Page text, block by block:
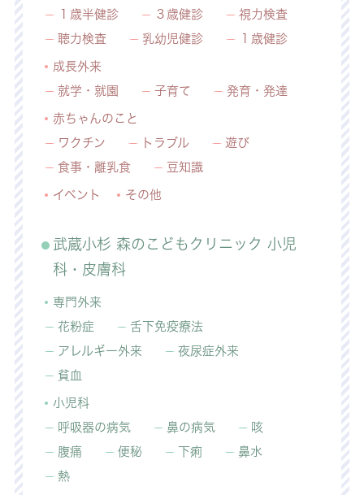
１歳半健診 ３歳健診
視力検査
聴力検査
乳幼児健診 １歳健診
成長外来
就学・就園
子育て 発育・発達
赤ちゃんのこと
ワクチン
トラブル
遊び
食事・離乳食
豆知識
イベント その他
武蔵小杉 森のこどもクリニック 小児
科・皮膚科
専門外来
花粉症
舌下免疫療法
アレルギー外来
夜尿症外来
貧血
小児科
呼吸器の病気
鼻の病気
咳
腹痛
便秘 下痢
鼻水
熱